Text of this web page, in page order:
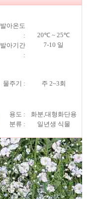
발아온도
:
발아기간
:
20℃ ~ 25℃
7-10 일
물주기 : 주 2~3회
용도 :
분류 :
화분,대형화단용
일년생 식물